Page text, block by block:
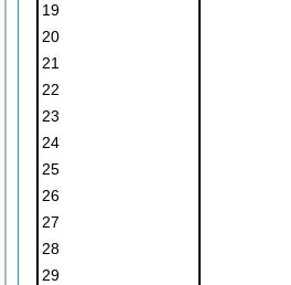
19
20
21
22
23
24
25
26
27
28
29